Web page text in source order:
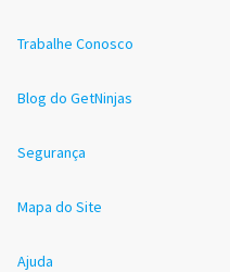
Trabalhe Conosco
Blog do GetNinjas
Segurança
Mapa do Site
Ajuda